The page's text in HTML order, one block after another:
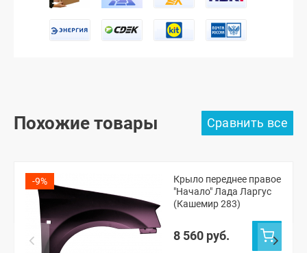
Похожие товары
-9%
Крыло переднее правое
"Начало" Лада Ларгус
(Кашемир 283)
8 560 руб.